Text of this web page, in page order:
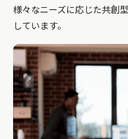
様々なニーズに応じた共創
しています。